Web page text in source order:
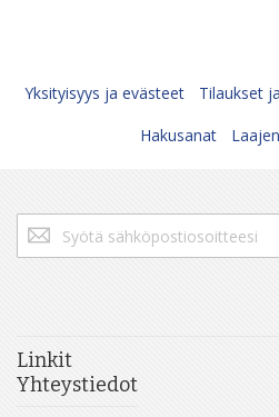
Yksityisyys ja evästeet Tilaukset
Hakusanat
Tilaa
uutiskirjeemme:
Linkit
Yhteystiedot